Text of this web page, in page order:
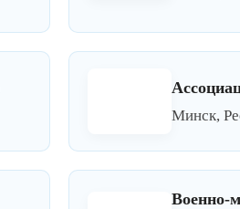
Минск,
Военно-